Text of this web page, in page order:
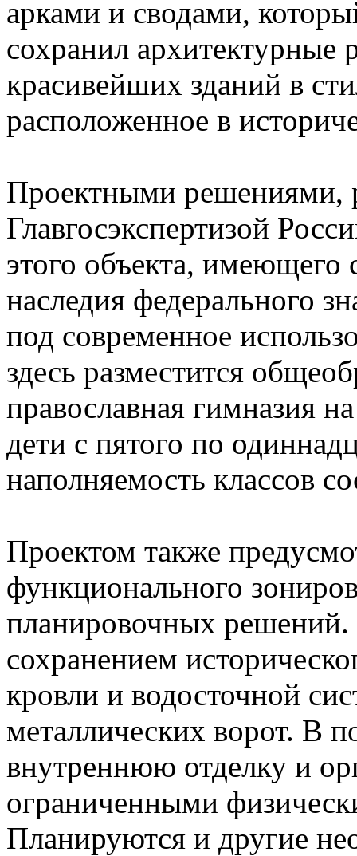
арками и сводами,
сохранил
красивейших зданий в
расположенное в
Проектными решениями,
Главгосэкспертизой
этого объекта, имеющего
наследия федерального
под современное
здесь разместится
православная гимназия
дети с пятого по
наполняемость классов
Проектом также
функционального
планировочных
сохранением
кровли и водосточной
металлических ворот. В
внутреннюю отделку и
ограниченными
Планируются и другие